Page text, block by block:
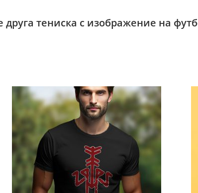
друга тениска с изображение на